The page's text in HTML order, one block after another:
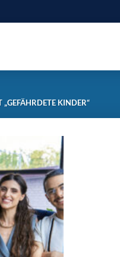
KINDER“